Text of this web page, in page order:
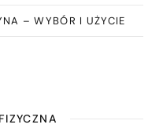
– WYBÓR I UŻYCIE